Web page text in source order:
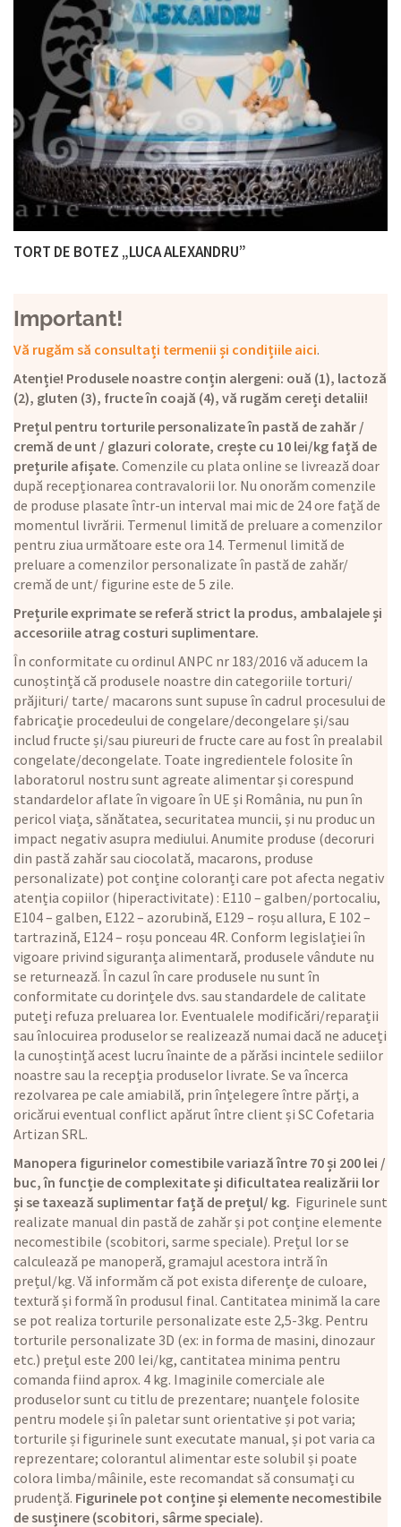
TORT DE BOTEZ „LUCA ALEXANDRU”
Important!
Vă rugăm să consultați termenii și condițiile aici.
Atenție! Produsele noastre conțin alergeni: ouă (1), lactoză
(2), gluten (3), fructe în coajă (4), vă rugăm cereți detalii!
Prețul pentru torturile personalizate în pastă de zahăr /
cremă de unt / glazuri colorate, crește cu 10 lei/kg față de
prețurile afișate. Comenzile cu plata online se livrează doar
după recepționarea contravalorii lor. Nu onorăm comenzile
de produse plasate într-un interval mai mic de 24 ore față de
momentul livrării. Termenul limită de preluare a comenzilor
pentru ziua următoare este ora 14. Termenul limită de
preluare a comenzilor personalizate în pastă de zahăr/
cremă de unt/ figurine este de 5 zile.
Prețurile exprimate se referă strict la produs, ambalajele și
accesoriile atrag costuri suplimentare.
În conformitate cu ordinul ANPC nr 183/2016 vă aducem la
cunoștință că produsele noastre din categoriile torturi/
prăjituri/ tarte/ macarons sunt supuse în cadrul procesului de
fabricație procedeului de congelare/decongelare și/sau
includ fructe și/sau piureuri de fructe care au fost în prealabil
congelate/decongelate. Toate ingredientele folosite în
laboratorul nostru sunt agreate alimentar și corespund
standardelor aflate în vigoare în UE și România, nu pun în
pericol viața, sănătatea, securitatea muncii, și nu produc un
impact negativ asupra mediului. Anumite produse (decoruri
din pastă zahăr sau ciocolată, macarons, produse
personalizate) pot conține coloranți care pot afecta negativ
atenția copiilor (hiperactivitate) : E110 – galben/portocaliu,
E104 – galben, E122 – azorubină, E129 – roșu allura, E 102 –
tartrazină, E124 – roșu ponceau 4R. Conform legislației în
vigoare privind siguranța alimentară, produsele vândute nu
se returnează. În cazul în care produsele nu sunt în
conformitate cu dorințele dvs. sau standardele de calitate
puteți refuza preluarea lor. Eventualele modificări/reparații
sau înlocuirea produselor se realizează numai dacă ne aduceți
la cunoștință acest lucru înainte de a părăsi incintele sediilor
noastre sau la recepția produselor livrate. Se va încerca
rezolvarea pe cale amiabilă, prin înțelegere între părți, a
oricărui eventual conflict apărut între client și SC Cofetaria
Artizan SRL.
Manopera figurinelor comestibile variază între 70 și 200 lei /
buc, în funcție de complexitate și dificultatea realizării lor
și se taxează suplimentar față de prețul/ kg. Figurinele sunt
realizate manual din pastă de zahăr și pot conține elemente
necomestibile (scobitori, sarme speciale). Prețul lor se
calculează pe manoperă, gramajul acestora intră în
prețul/kg. Vă informăm că pot exista diferențe de culoare,
textură și formă în produsul final. Cantitatea minimă la care
se pot realiza torturile personalizate este 2,5-3kg. Pentru
torturile personalizate 3D (ex: in forma de masini, dinozaur
etc.) prețul este 200 lei/kg, cantitatea minima pentru
comanda fiind aprox. 4 kg. Imaginile comerciale ale
produselor sunt cu titlu de prezentare; nuanțele folosite
pentru modele și în paletar sunt orientative și pot varia;
torturile și figurinele sunt executate manual, și pot varia ca
reprezentare; colorantul alimentar este solubil și poate
colora limba/mâinile, este recomandat să consumați cu
prudență. Figurinele pot conține și elemente necomestibile
de susținere (scobitori, sârme speciale).